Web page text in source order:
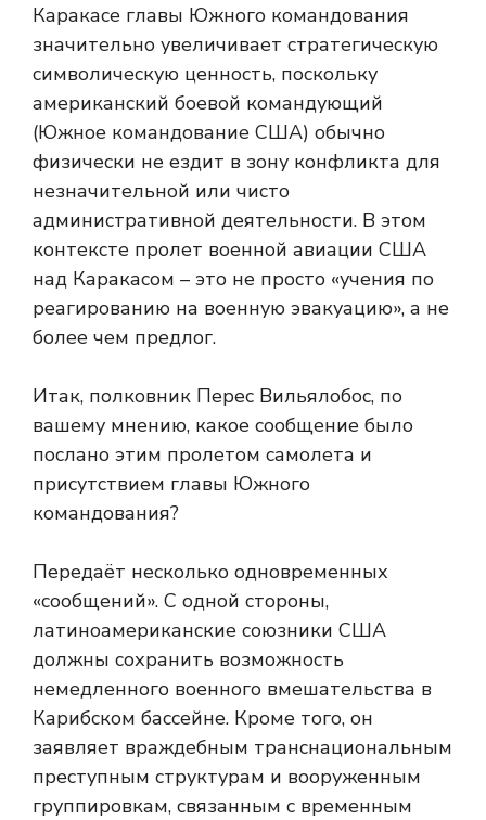
Каракасе главы Южного командования
значительно увеличивает стратегическую
символическую ценность, поскольку
американский боевой командующий
(Южное командование США) обычно
физически не ездит в зону конфликта для
незначительной или чисто
административной деятельности. В этом
контексте пролет военной авиации США
над Каракасом – это не просто «учения по
реагированию на военную эвакуацию», а не
более чем предлог.
Итак, полковник Перес Вильялобос, по
вашему мнению, какое сообщение было
послано этим пролетом самолета и
присутствием главы Южного
командования?
Передаёт несколько одновременных
«сообщений». С одной стороны,
латиноамериканские союзники США
должны сохранить возможность
немедленного военного вмешательства в
Карибском бассейне. Кроме того, он
заявляет враждебным транснациональным
преступным структурам и вооруженным
группировкам, связанным с временным